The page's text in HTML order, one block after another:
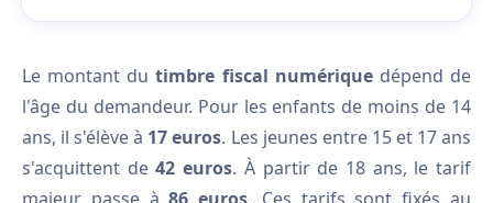
Le montant dutimbre fiscal numériquedépend de
l'âge du demandeur. Pour les enfants de moins de 14
ans, il s'élève à 17 euros. Les jeunes entre 15 et 17 ans
s'acquittent de42 euros. À partir de 18 ans, le tarif